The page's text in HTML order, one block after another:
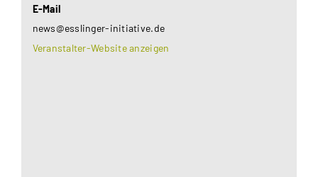
E-Mail
news@esslinger-initiative.de
Veranstalter-Website anzeigen